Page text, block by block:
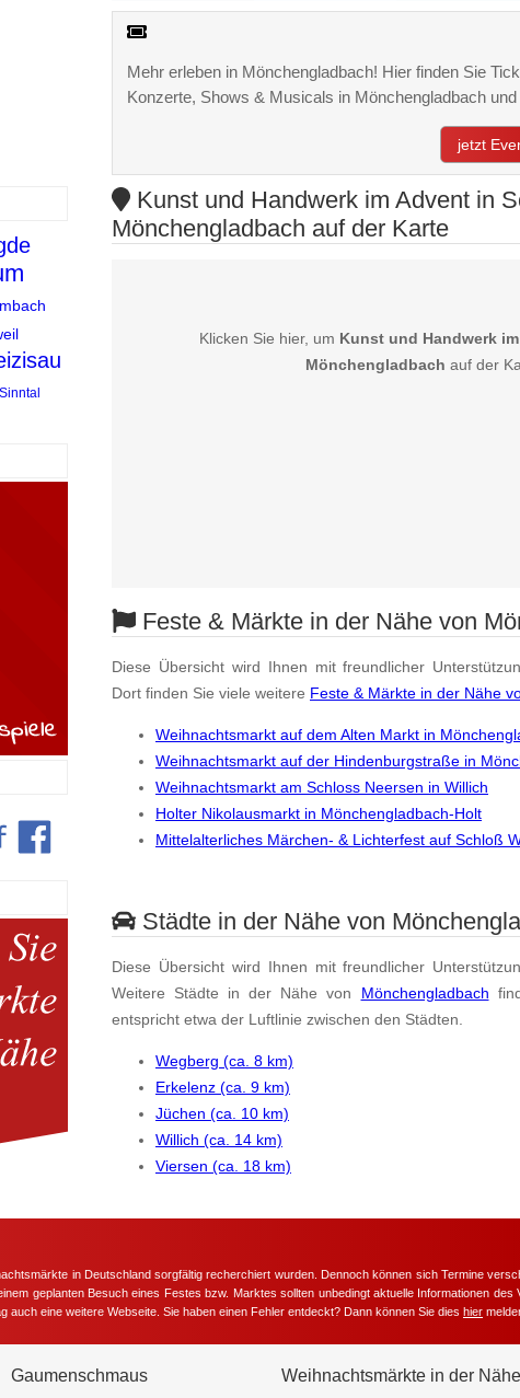
Mehr erleben in Mönchengladbach! Hier finden Sie
Konzerte, Shows & Musicals in Mönchengladbach
jetzt
Kunst und Handwerk im Advent in
Mönchengladbach auf der Karte
Klicken Sie hier, um Kunst und Handwerk
Mönchengladbach auf der
Feste & Märkte in der Nähe von
Diese Übersicht wird Ihnen mit freundlicher
Dort finden Sie viele weitere Feste & Märkte in der Nähe
Weihnachtsmarkt auf dem Alten Markt in
Weihnachtsmarkt auf der Hindenburgstraße in
Weihnachtsmarkt am Schloss Neersen in Willich
Holter Nikolausmarkt in Mönchengladbach-Holt
Mittelalterliches Märchen- & Lichterfest auf Schloß
Städte in der Nähe von
Diese Übersicht wird Ihnen mit freundlicher
Weitere Städte in der Nähe von Mönchengladbach
entspricht etwa der Luftlinie zwischen den Städten.
Wegberg (ca. 8 km)
Erkelenz (ca. 9 km)
Jüchen (ca. 10 km)
Willich (ca. 14 km)
Viersen (ca. 18 km)
Sinntal
in Deutschland sorgfältig recherchiert wurden. Dennoch können sich Termine
geplanten Besuch eines Festes bzw. Marktes sollten unbedingt aktuelle Informationen
auch eine weitere Webseite. Sie haben einen Fehler entdeckt? Dann können Sie dies hier
Gaumenschmaus Weihnachtsmärkte in der Nähe